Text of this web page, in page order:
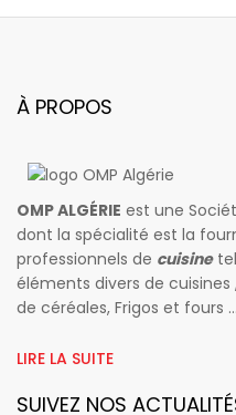
À PROPOS
OMP ALGÉRIE est une
dont la spécialité est la
professionnels de cuisine
éléments divers de
de céréales, Frigos et fours ...
LIRE LA SUITE
SUIVEZ NOS